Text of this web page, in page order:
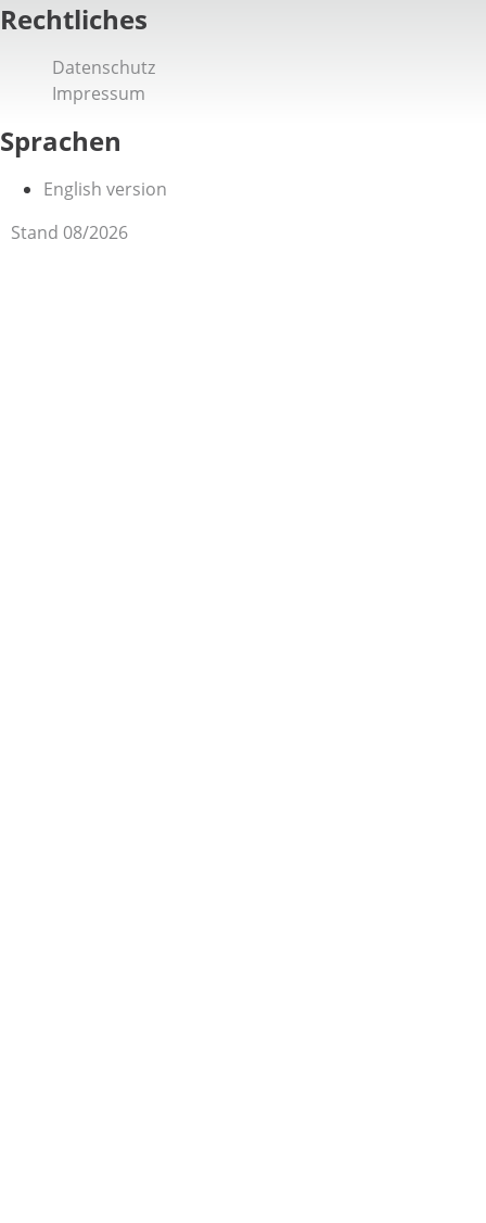
Rechtliches
Datenschutz
Impressum
Sprachen
English version
Stand 08/2026